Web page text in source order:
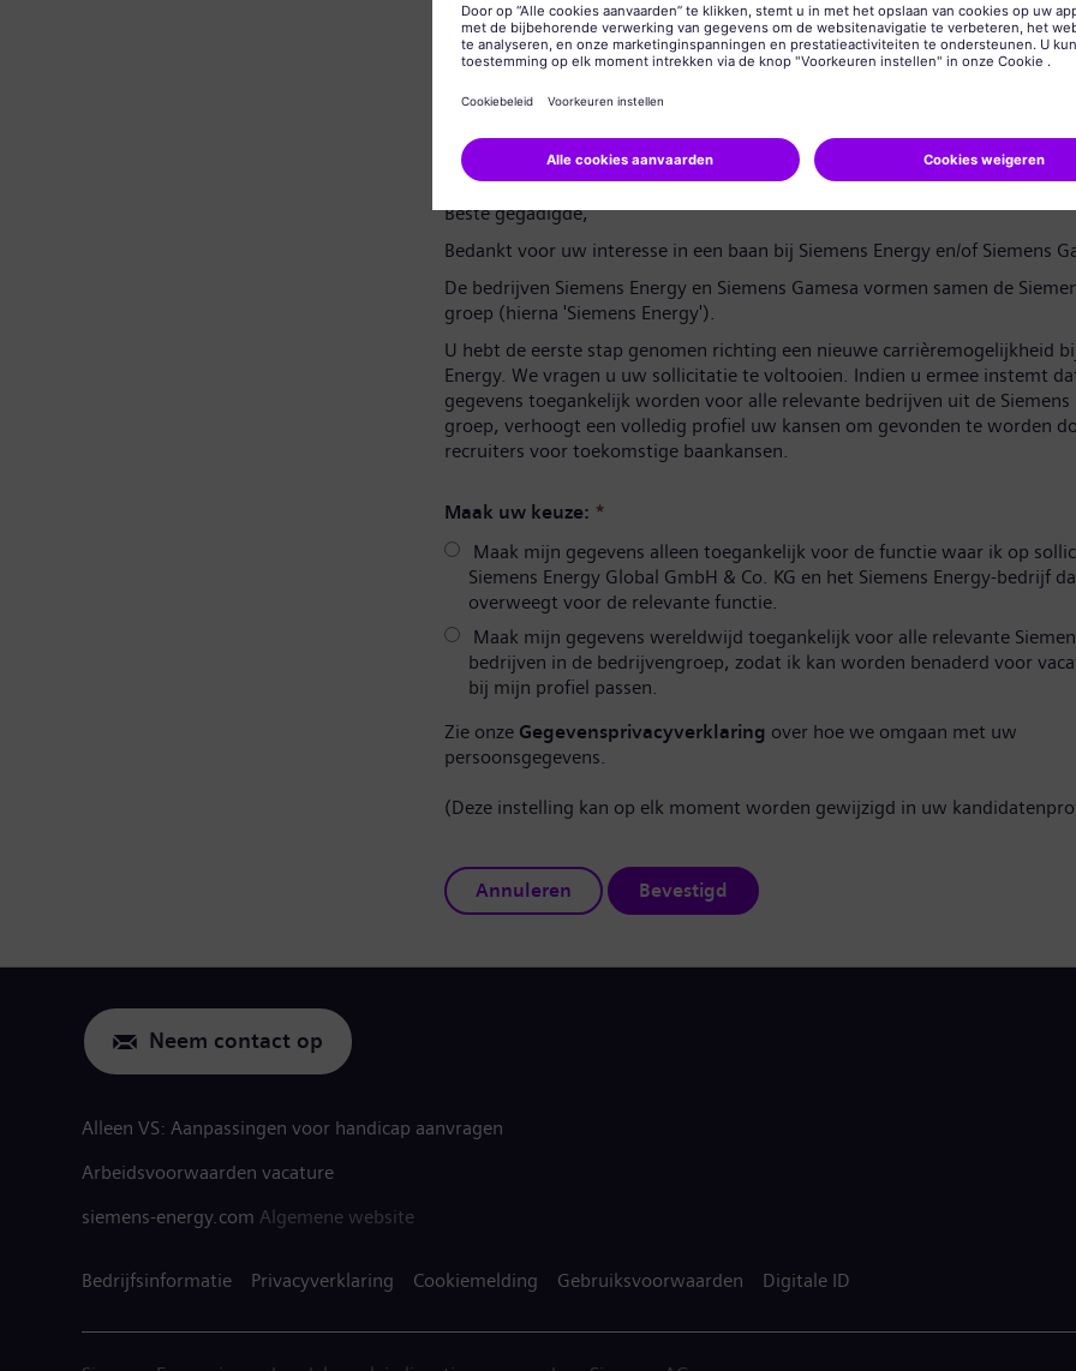
Geen veelgebruikte woorden te bevatten.
Wachtwoord bevestigen
Gegevensprivacyverklaring
Beste gegadigde,
Bedankt voor uw interesse in een baan bij Siemens Energy en/of Siemens
De bedrijven Siemens Energy en Siemens Gamesa vormen samen de
groep (hierna 'Siemens Energy').
U hebt de eerste stap genomen richting een nieuwe carrièremogelijkheid
Energy. We vragen u uw sollicitatie te voltooien. Indien u ermee instemt
gegevens toegankelijk worden voor alle relevante bedrijven uit de Siemens
groep, verhoogt een volledig profiel uw kansen om gevonden te worden
recruiters voor toekomstige baankansen.
Maak uw keuze: *
Maak mijn gegevens alleen toegankelijk voor de functie waar ik op
Siemens Energy Global GmbH & Co. KG en het Siemens Energy-bedrijf
overweegt voor de relevante functie.
Maak mijn gegevens wereldwijd toegankelijk voor alle relevante
bedrijven in de bedrijvengroep, zodat ik kan worden benaderd voor
bij mijn profiel passen.
Zie onze Gegevensprivacyverklaring over hoe we omgaan met uw
persoonsgegevens.
(Deze instelling kan op elk moment worden gewijzigd in uw
Annuleren Bevestigd
Neem contact op
Alleen VS: Aanpassingen voor handicap aanvragen
Arbeidsvoorwaarden vacature
siemens-energy.com Algemene website
Bedrijfsinformatie Privacyverklaring Cookiemelding Gebruiksvoorwaarden Digitale ID